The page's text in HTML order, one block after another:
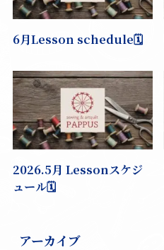
6月Lesson schedule🗓️
2026.5月 Lessonスケジ
ュール🗓️
アーカイブ